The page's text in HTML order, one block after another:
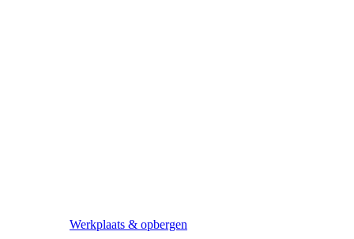
Werkplaats & opbergen